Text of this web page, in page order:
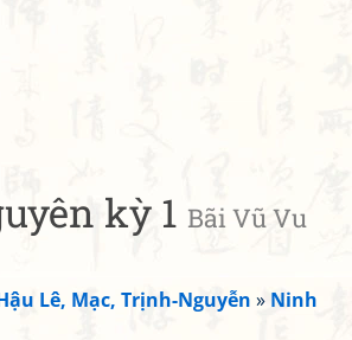
kỳ 1 Bãi Vũ Vu
Lê, Mạc, Trịnh-Nguyễn » Ninh